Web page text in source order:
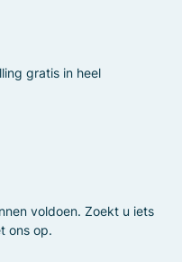
gratis in heel
voldoen. Zoekt u iets
ons op.